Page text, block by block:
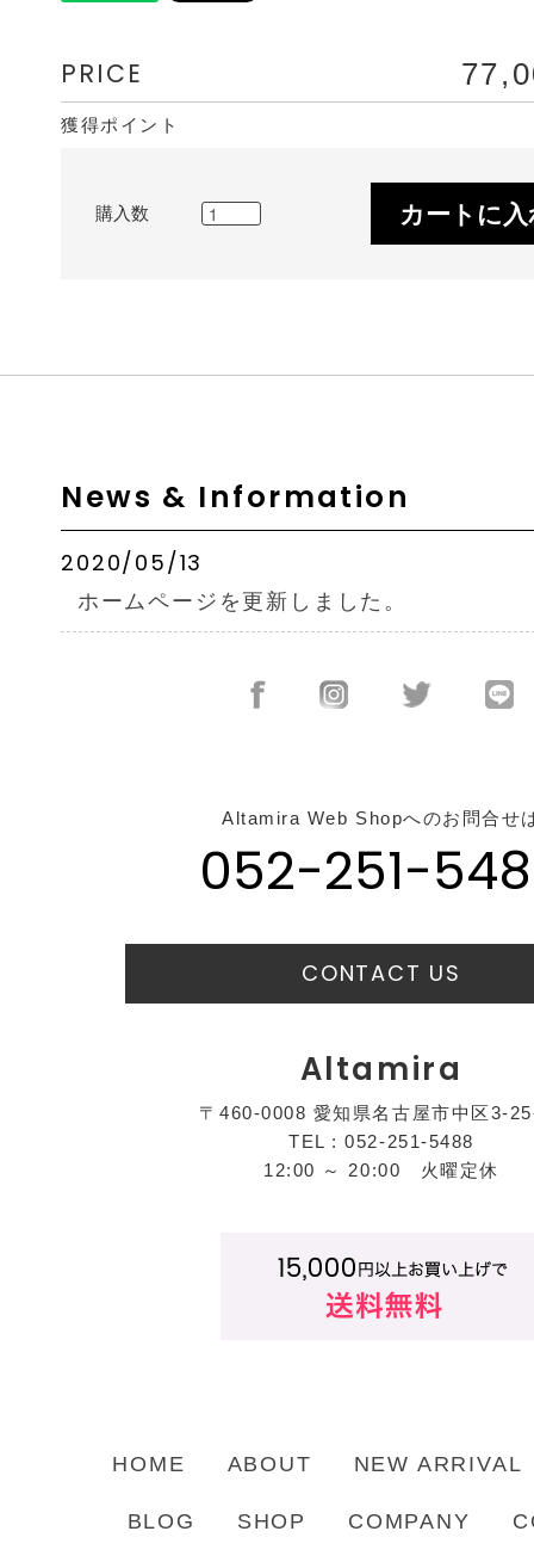
PRICE
獲得ポイント
購入数 カートに
News & Information
2020/05/13
ホームページを更新しました。
Altamira Web Shopへのお問合せ
052-251-
CONTACT US
Altamira
〒460-0008 愛知県名古屋市中区3-
TEL : 052-251-5488
12:00 ～ 20:00 火曜定休
HOME ABOUT NEW ARRIVAL
BLOG SHOP COMPANY